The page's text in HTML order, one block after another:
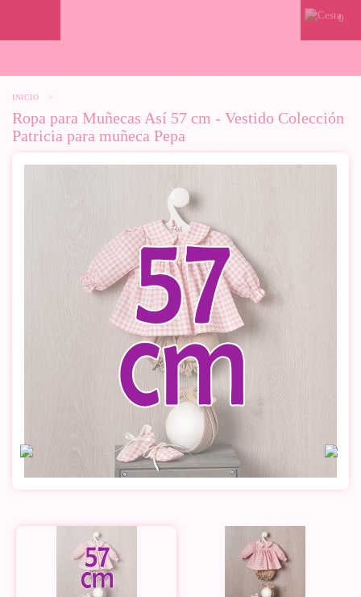
0
INICIO >
Ropa para Muñecas Así 57 cm - Vestido Colección
Patricia para muñeca Pepa